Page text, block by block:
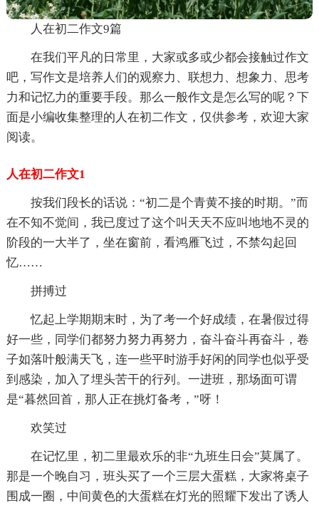
人在初二作文9篇
在我们平凡的日常里，大家或多或少都会接触过作文
吧，写作文是培养人们的观察力、联想力、想象力、思考
力和记忆力的重要手段。那么一般作文是怎么写的呢？下
面是小编收集整理的人在初二作文，仅供参考，欢迎大家
阅读。
人在初二作文1
按我们段长的话说：“初二是个青黄不接的时期。”而
在不知不觉间，我已度过了这个叫天天不应叫地地不灵的
阶段的一大半了，坐在窗前，看鸿雁飞过，不禁勾起回
忆……
拼搏过
忆起上学期期末时，为了考一个好成绩，在暑假过得
好一些，同学们都努力努力再努力，奋斗奋斗再奋斗，卷
子如落叶般满天飞，连一些平时游手好闲的同学也似乎受
到感染，加入了埋头苦干的行列。一进班，那场面可谓
是“暮然回首，那人正在挑灯备考，”呀！
欢笑过
在记忆里，初二里最欢乐的非“九班生日会”莫属了。
那是一个晚自习，班头买了一个三层大蛋糕，大家将桌子
围成一圈，中间黄色的大蛋糕在灯光的照耀下发出了诱人